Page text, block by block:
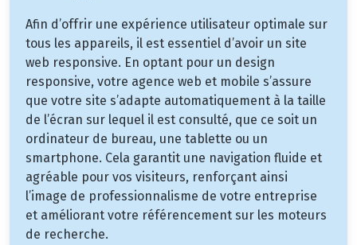
Afin d’offrir une expérience utilisateur optimale sur
tous les appareils, il est essentiel d’avoir un site
web responsive. En optant pour un design
responsive, votre agence web et mobile s’assure
que votre site s’adapte automatiquement à la taille
de l’écran sur lequel il est consulté, que ce soit un
ordinateur de bureau, une tablette ou un
smartphone. Cela garantit une navigation fluide et
agréable pour vos visiteurs, renforçant ainsi
l’image de professionnalisme de votre entreprise
et améliorant votre référencement sur les moteurs
de recherche.